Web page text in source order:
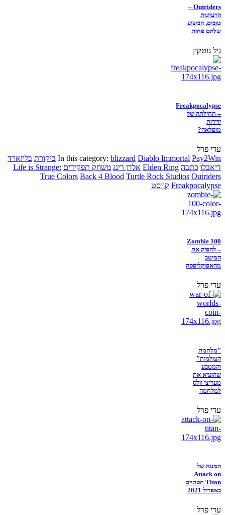
Outriders –
הרעיונות
טובים, הביצוע
שלהם פחות
גיל גוטקין
Freakpocalypse
– תחילתה של
ידידות
מופלאה?
עדי פרל
In this category: blizzard Diablo Immortal Pay2Win ביקורת בליזארד
דיאבלו כתבה Elden Ring אלדן רינג משחק תפקידים Life is Strange:
True Colors Back 4 Blood Turtle Rock Studios Outriders
Freakpocalypse קווסט
Zombie 100
– להפיק את
המיטב
מהאפוקליפסה
עדי פרל
"מלחמת
העולמות"
והמטבע
שהוציא את
מעריצי וולס
למלחמה
עדי פרל
המנגה של
Attack on
Titan תסתיים
באפריל 2021
עדי פרל